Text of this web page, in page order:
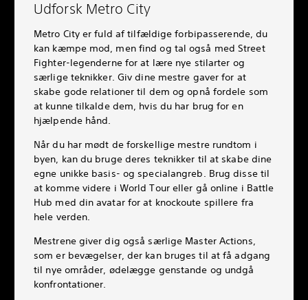
Udforsk Metro City
Metro City er fuld af tilfældige forbipasserende, du
kan kæmpe mod, men find og tal også med Street
Fighter-legenderne for at lære nye stilarter og
særlige teknikker. Giv dine mestre gaver for at
skabe gode relationer til dem og opnå fordele som
at kunne tilkalde dem, hvis du har brug for en
hjælpende hånd.
Når du har mødt de forskellige mestre rundtom i
byen, kan du bruge deres teknikker til at skabe dine
egne unikke basis- og specialangreb. Brug disse til
at komme videre i World Tour eller gå online i Battle
Hub med din avatar for at knockoute spillere fra
hele verden.
Mestrene giver dig også særlige Master Actions,
som er bevægelser, der kan bruges til at få adgang
til nye områder, ødelægge genstande og undgå
konfrontationer.